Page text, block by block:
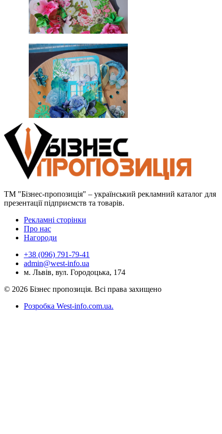
ТМ "Бізнес-пропозиція" – український рекламний каталог для
презентації підприємств та товарів.
Рекламні сторінки
Про нас
Нагороди
+38 (096) 791-79-41
admin@west-info.ua
м. Львів, вул. Городоцька, 174
© 2026 Бізнес пропозиція. Всі права захищено
Розробка West-info.com.ua.